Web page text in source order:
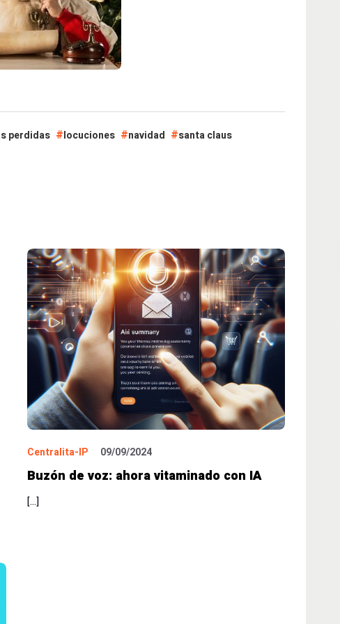
perdidas locuciones navidad santa claus
Centralita-IP 09/09/2024
Buzón de voz: ahora vitaminado con IA
[…]